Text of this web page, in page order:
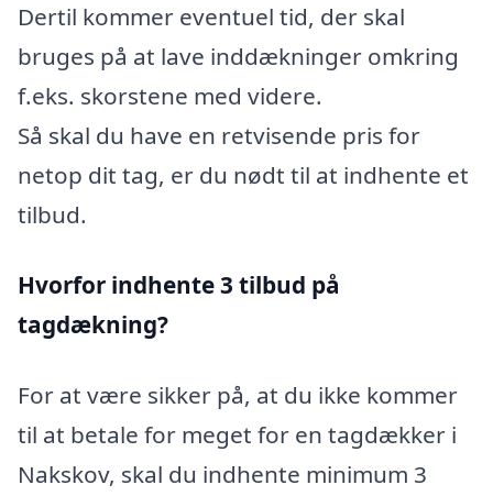
Dertil kommer eventuel tid, der skal
bruges på at lave inddækninger omkring
f.eks. skorstene med videre.
Så skal du have en retvisende pris for
netop dit tag, er du nødt til at indhente et
tilbud.
Hvorfor indhente 3 tilbud på
tagdækning?
For at være sikker på, at du ikke kommer
til at betale for meget for en tagdækker i
Nakskov, skal du indhente minimum 3